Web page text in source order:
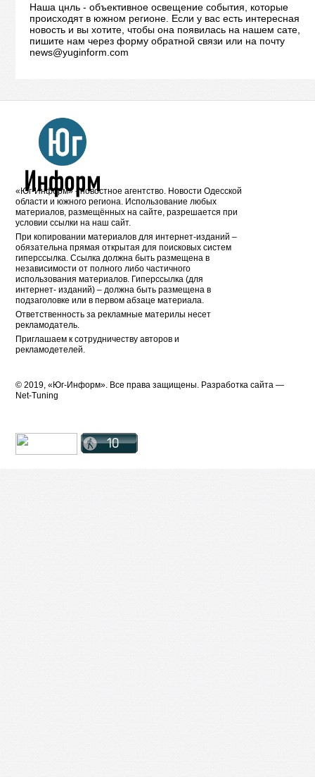
Наша цнль - объективное освещение события, которые
происходят в южном регионе. Если у вас есть интересная
новость и вы хотите, чтобы она появилась на нашем сате,
пишите нам через форму обратной связи или на почту
news@yuginform.com
«Юг-Информ» - новостное агентство. Новости Одесской
области и южного региона. Использование любых
материалов, размещённых на сайте, разрешается при
условии ссылки на наш сайт.
При копировании материалов для интернет-изданий –
обязательна прямая открытая для поисковых систем
гиперссылка. Ссылка должна быть размещена в
независимости от полного либо частичного
использования материалов. Гиперссылка (для
интернет- изданий) – должна быть размещена в
подзаголовке или в первом абзаце материала.
Ответственность за рекламные материлы несет
рекламодатель.
Приглашаем к сотрудничеству авторов и
рекламодетелей.
© 2019, «Юг-Информ». Все права защищены. Разработка cайта —
Net-Tuning